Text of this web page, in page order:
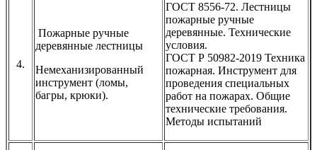
4.
Пожарные ручные
деревянные лестницы
Немеханизированный
инструмент (ломы,
багры, крюки).
ГОСТ 8556-72. Лестницы
пожарные ручные
деревянные. Технические
условия.
ГОСТ Р 50982-2019 Техника
пожарная. Инструмент для
проведения специальных
работ на пожарах. Общие
технические требования.
Методы испытаний